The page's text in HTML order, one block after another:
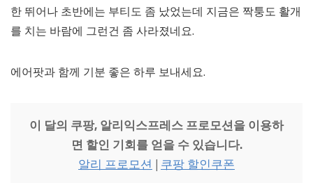
한 뛰어나 초반에는 부티도 좀 났었는데 지금은 짝퉁도 활개
를 치는 바람에 그런건 좀 사라졌네요.
에어팟과 함께 기분 좋은 하루 보내세요.
이 달의 쿠팡, 알리익스프레스 프로모션을 이용하
면 할인 기회를 얻을 수 있습니다.
알리 프로모션 | 쿠팡 할인쿠폰